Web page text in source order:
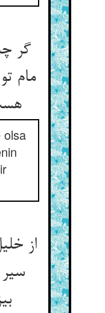
گر
مام
olsa
از
بیزار اول از پدر